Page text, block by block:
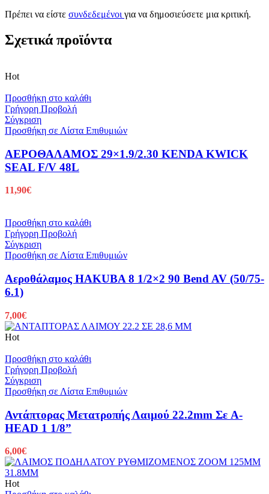
Πρέπει να είστε συνδεδεμένοι για να δημοσιεύσετε μια κριτική.
Σχετικά προϊόντα
Hot
Προσθήκη στο καλάθι
Γρήγορη Προβολή
Σύγκριση
Προσθήκη σε Λίστα Επιθυμιών
ΑΕΡΟΘΑΛΑΜΟΣ 29×1.9/2.30 KENDA KWICK
SEAL F/V 48L
11,90€
Προσθήκη στο καλάθι
Γρήγορη Προβολή
Σύγκριση
Προσθήκη σε Λίστα Επιθυμιών
Αεροθάλαμος HAKUBA 8 1/2×2 90 Bend AV (50/75-
6.1)
7,00€
Hot
Προσθήκη στο καλάθι
Γρήγορη Προβολή
Σύγκριση
Προσθήκη σε Λίστα Επιθυμιών
Αντάπτορας Μετατροπής Λαιμού 22.2mm Σε A-
HEAD 1 1/8”
6,00€
Hot